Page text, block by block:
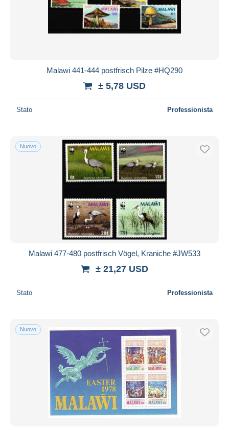
Aggiorna
Malawi 441-444 postfrisch Pilze #HQ290
± 5,78 USD
Stato Professionista
Nuovo
Malawi 477-480 postfrisch Vögel, Kraniche #JW533
± 21,27 USD
Stato Professionista
Nuovo